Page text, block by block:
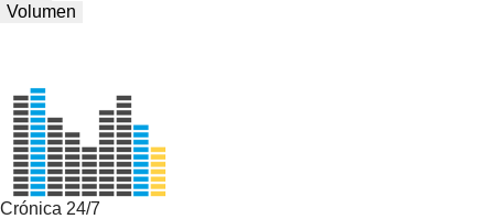
Volumen
Crónica 24/7